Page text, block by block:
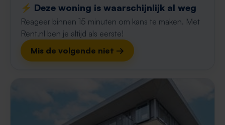
⚡️ Deze woning is waarschijnlijk al weg
Reageer binnen 15 minuten om kans te maken. Met
Rent.nl ben je altijd als eerste!
Mis de volgende niet →